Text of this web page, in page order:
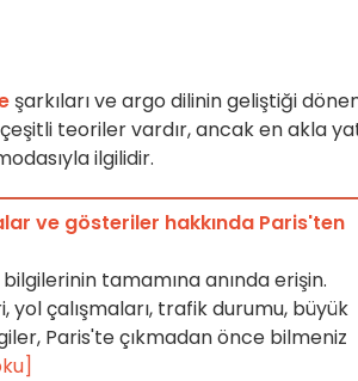
şarkıları ve argo dilinin geliştiği
teoriler vardır, ancak en akla
ilgilidir.
ve gösteriler hakkında Paris'ten
tamamına anında erişin.
yol çalışmaları, trafik durumu, büyük
Paris'te çıkmadan önce bilmeniz